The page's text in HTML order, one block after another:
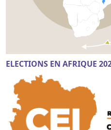
ELECTIONS EN AFRIQUE